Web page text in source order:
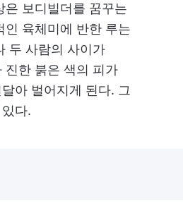
은 보디빌더를 꿈꾸는
육체미에 반한 루는
두 사람의 사이가
진한 붉은 색의 피가
아 벌어지게 된다. 그
다.